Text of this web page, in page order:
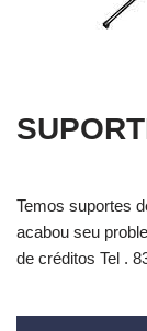
Temos suportes
acabou seu
de créditos Tel .